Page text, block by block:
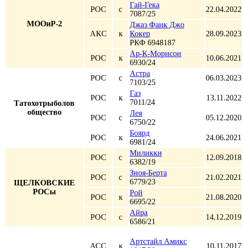
МООиР-2
РОС с
Гай-Гека
7087/25
22.04.2022
АКС к
Джаз Фанк Джо
Кокер
РКФ 6948187
28.09.2023
РОС к
Ар-К-Морисон
6930/24
10.06.2021
Татохотрыболов
общество
РОС с
Астра
7103/25
06.03.2023
РОС к
Газ
7011/24
13.11.2022
РОС с
Лея
6750/22
05.12.2020
РОС к
Боярд
6981/24
24.06.2021
ЩЕЛКОВСКИЕ
РОСы
РОС с
Миликки
6382/19
12.09.2018
РОС с
Зноя-Берта
6779/23
21.02.2021
РОС к
Рой
6695/22
21.08.2020
РОС с
Айра
6586/21
14.12.2019
АСС к
Артстайл Амикс
10.11.2017